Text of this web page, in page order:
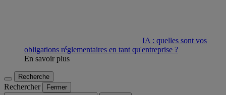
IA : quelles sont vos
obligations réglementaires en tant qu'entreprise ?
En savoir plus
Recherche
Rechercher
Fermer